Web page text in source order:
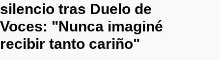
silencio tras Duelo de
Voces: "Nunca imaginé
recibir tanto cariño"